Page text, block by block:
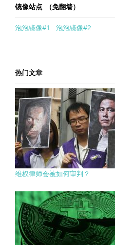
镜像站点 （免翻墙）
泡泡镜像#1 泡泡镜像#2
热门文章
维权律师会被如何审判？